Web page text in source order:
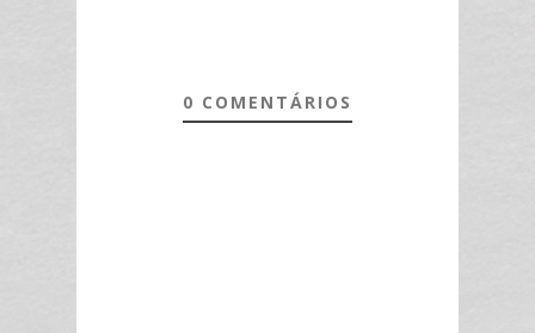
0 COMENTÁRIOS